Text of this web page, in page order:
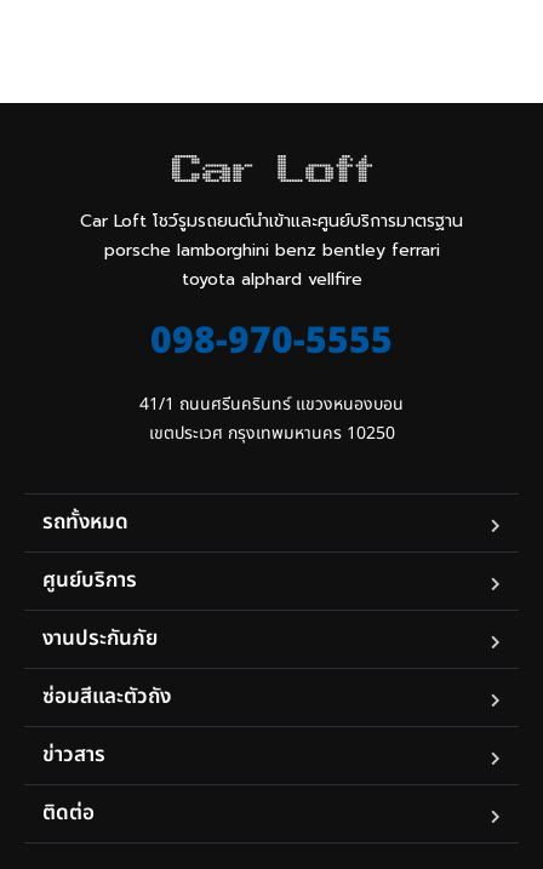
Car Loft โชว์รูมรถยนต์นำเข้าและศูนย์บริการมาตรฐาน
porsche lamborghini benz bentley ferrari
toyota alphard vellfire
098-970-5555
41/1 ถนนศรีนครินทร์ แขวงหนองบอน
เขตประเวศ กรุงเทพมหานคร 10250
รถทั้งหมด
ศูนย์บริการ
งานประกันภัย
ซ่อมสีและตัวถัง
ข่าวสาร
ติดต่อ